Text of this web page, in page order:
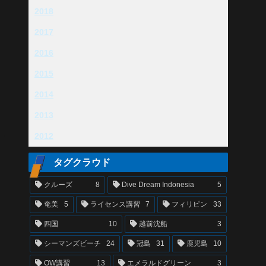
2018
2017
2016
2015
2014
2013
2012
タグクラウド
クルーズ 8 Dive Dream Indonesia 5
奄美 5 ライセンス講習 7 フィリピン 33
四国 10 越前沈船 3
シーマンズビーチ 24 冠島 31 鹿児島 10
OW講習 13 エメラルドグリーン 3